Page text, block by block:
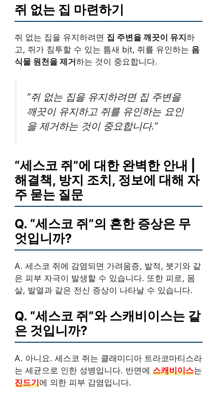
쥐 없는 집 마련하기
쥐 없는 집을 유지하려면 집 주변을 깨끗이 유지하
고, 쥐가 침투할 수 있는 틈새 bịt, 쥐를 유인하는 음
식물 원천을 제거하는 것이 중요합니다.
“쥐 없는 집을 유지하려면 집 주변을
깨끗이 유지하고 쥐를 유인하는 요인
을 제거하는 것이 중요합니다.”
“세스코 쥐”에 대한 완벽한 안내 |
해결책, 방지 조치, 정보에 대해 자
주 묻는 질문
Q. “세스코 쥐”의 흔한 증상은 무
엇입니까?
A. 세스코 쥐에 감염되면 가려움증, 발적, 붓기와 같
은 피부 자극이 발생할 수 있습니다. 또한 피로, 몸
살, 발열과 같은 전신 증상이 나타날 수 있습니다.
Q. “세스코 쥐”와 스캐비이스는 같
은 것입니까?
A. 아니요. 세스코 쥐 는 클래미디아 트라코마티스라
는 세균으로 인한 성병입니다. 반면에 스캐비이스는
진드기에 의한 피부 감염입니다.